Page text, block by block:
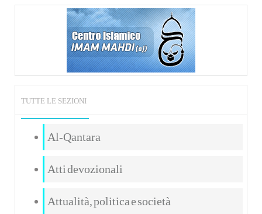
TUTTE LE SEZIONI
Al-Qantara
Atti devozionali
Attualità, politica e società